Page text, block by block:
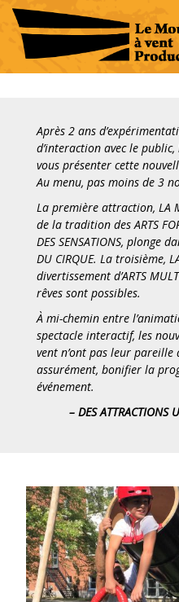
t
Après 2 ans
d’interaction avec le
vous présenter cette
Au menu, pas moins de 3
La première attraction, LA
de la tradition des ARTS
DES SENSATIONS, plonge
DU CIRQUE. La troisième,
divertissement d’ARTS
rêves sont possibles.
À mi-chemin entre
spectacle interactif, les
vent n’ont pas leur pareille
assurément, bonifier la
événement.
– DES ATTRACTIONS